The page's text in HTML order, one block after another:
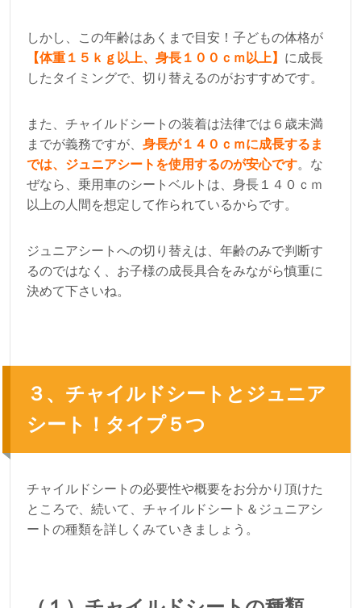
しかし、この年齢はあくまで目安！子どもの体格が
【体重１５ｋｇ以上、身長１００ｃｍ以上】 に成長
したタイミングで、切り替えるのがおすすめです。
また、チャイルドシートの装着は法律では６歳未満
までが義務ですが、 身長が１４０ｃｍに成長するま
では、ジュニアシートを使用するのが安心です。な
ぜなら、乗用車のシートベルトは、身長１４０ｃｍ
以上の人間を想定して作られているからです。
ジュニアシートへの切り替えは、年齢のみで判断す
るのではなく、お子様の成長具合をみながら慎重に
決めて下さいね。
３、チャイルドシートとジュニア
シート！タイプ５つ
チャイルドシートの必要性や概要をお分かり頂けた
ところで、続いて、チャイルドシート＆ジュニアシ
ートの種類を詳しくみていきましょう。